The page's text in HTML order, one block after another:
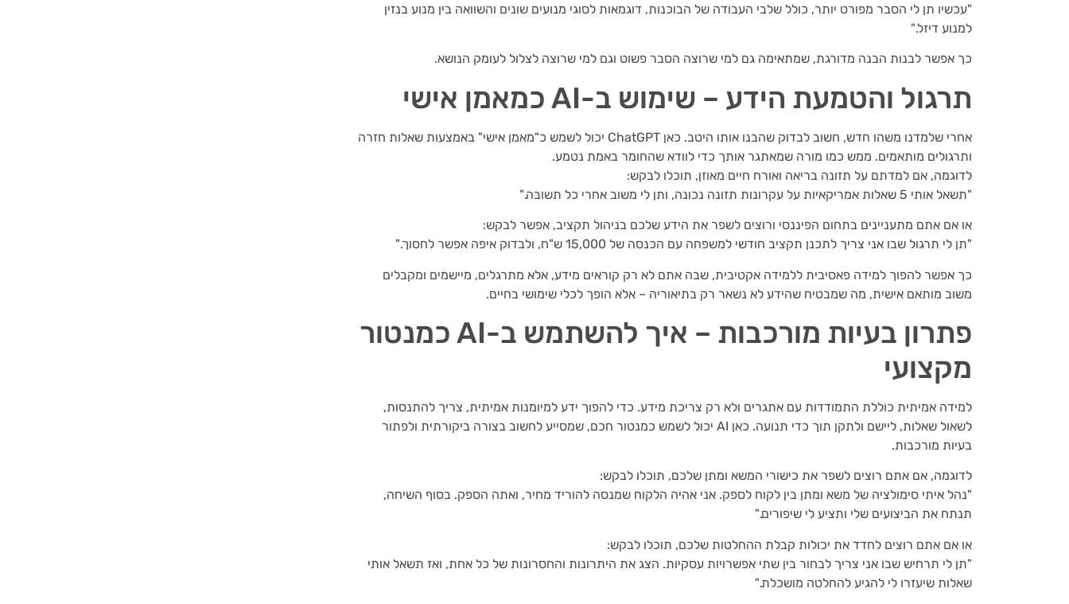
"עכשיו תן לי הסבר מפורט יותר, כולל שלבי העבודה של הבוכנות, דוגמאות לסוגי מנועים שונים והשוואה בין מנוע בנזין
למנוע דיזל."
כך אפשר לבנות הבנה מדורגת, שמתאימה גם למי שרוצה הסבר פשוט וגם למי שרוצה לצלול לעומק הנושא.
תרגול והטמעת הידע – שימוש ב-AI כמאמן אישי
אחרי שלמדנו משהו חדש, חשוב לבדוק שהבנו אותו היטב. כאן ChatGPT יכול לשמש כ"מאמן אישי" באמצעות שאלות חזרה
ותרגולים מותאמים. ממש כמו מורה שמאתגר אותך כדי לוודא שהחומר באמת נטמע.
לדוגמה, אם למדתם על תזונה בריאה ואורח חיים מאוזן, תוכלו לבקש:
"תשאל אותי 5 שאלות אמריקאיות על עקרונות תזונה נכונה, ותן לי משוב אחרי כל תשובה."
או אם אתם מתעניינים בתחום הפיננסי ורוצים לשפר את הידע שלכם בניהול תקציב, אפשר לבקש:
"תן לי תרגול שבו אני צריך לתכנן תקציב חודשי למשפחה עם הכנסה של 15,000 ש"ח, ולבדוק איפה אפשר לחסוך."
כך אפשר להפוך למידה פאסיבית ללמידה אקטיבית, שבה אתם לא רק קוראים מידע, אלא מתרגלים, מיישמים ומקבלים
משוב מותאם אישית, מה שמבטיח שהידע לא נשאר רק בתיאוריה – אלא הופך לכלי שימושי בחיים.
פתרון בעיות מורכבות – איך להשתמש ב-AI כמנטור
מקצועי
למידה אמיתית כוללת התמודדות עם אתגרים ולא רק צריכת מידע. כדי להפוך ידע למיומנות אמיתית, צריך להתנסות,
לשאול שאלות, ליישם ולתקן תוך כדי תנועה. כאן AI יכול לשמש כמנטור חכם, שמסייע לחשוב בצורה ביקורתית ולפתור
בעיות מורכבות.
לדוגמה, אם אתם רוצים לשפר את כישורי המשא ומתן שלכם, תוכלו לבקש:
"נהל איתי סימולציה של משא ומתן בין לקוח לספק. אני אהיה הלקוח שמנסה להוריד מחיר, ואתה הספק. בסוף השיחה,
תנתח את הביצועים שלי ותציע לי שיפורים."
או אם אתם רוצים לחדד את יכולות קבלת ההחלטות שלכם, תוכלו לבקש:
"תן לי תרחיש שבו אני צריך לבחור בין שתי אפשרויות עסקיות. הצג את היתרונות והחסרונות של כל אחת, ואז תשאל אותי
שאלות שיעזרו לי להגיע להחלטה מושכלת."